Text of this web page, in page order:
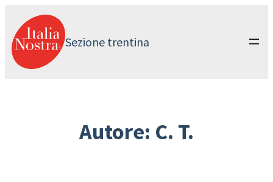
contenuto
Sezione trentina
Autore: C. T.